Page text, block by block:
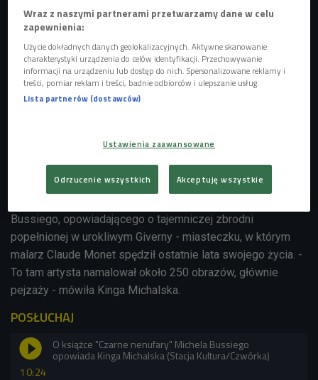
Polecamy książki: "Niech stanie się światłość" Kena Folletta
"Czarne nenufary" to pełna pułapek intryga kryminalna, a
Bussiego, opowiadającego o tajemniczej zbrodni
popełnionej w urokliwym Giverny - miasteczku, w którym
malarz Claude Monet spędził ostatnie lata swojego życia. -
To tam artysta namalował około 250 obrazów, głównie
pejzaży - mówiła Kinga Michalska.
POSŁUCHAJ
10:24
O książce "Czarne nenufary" Michela Bussiego
opowiada Kinga Michalska (Stacja Kultura/Czwórka)
Wraz z naszymi partnerami przetwarzamy dane w celu
zapewnienia:
Użycie dokładnych danych geolokalizacyjnych. Aktywne skanowanie
charakterystyki urządzenia do celów identyfikacji. Przechowywanie
informacji na urządzeniu lub dostęp do nich. Spersonalizowane reklamy i
treści, pomiar reklam i treści, badnie odbiorców i ulepszanie usług.
Lista partnerów (dostawców)
Ustawienia zaawansowane
Odrzucenie wszystkich Akceptuję wszystkie